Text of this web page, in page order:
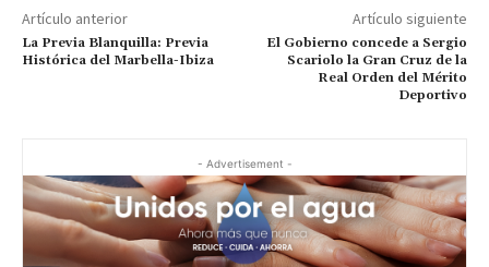
Artículo anterior
La Previa Blanquilla: Previa
Histórica del Marbella-Ibiza
Artículo siguiente
El Gobierno concede a Sergio
Scariolo la Gran Cruz de la
Real Orden del Mérito
Deportivo
- Advertisement -